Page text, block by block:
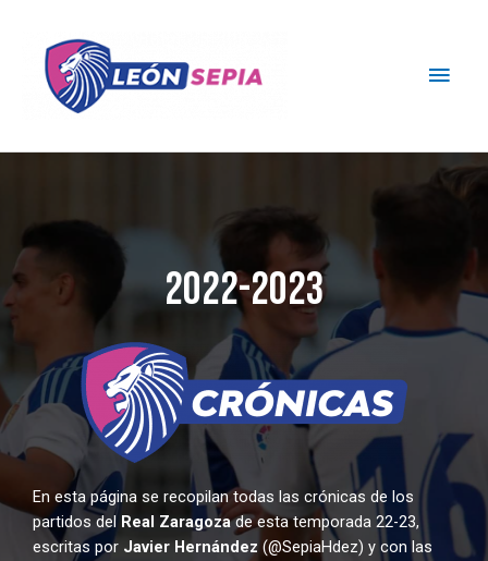
2022-2023
En esta página se recopilan todas las crónicas de los
partidos del Real Zaragozade esta temporada 22-23,
escritas por Javier Hernández (@SepiaHdez) y con las